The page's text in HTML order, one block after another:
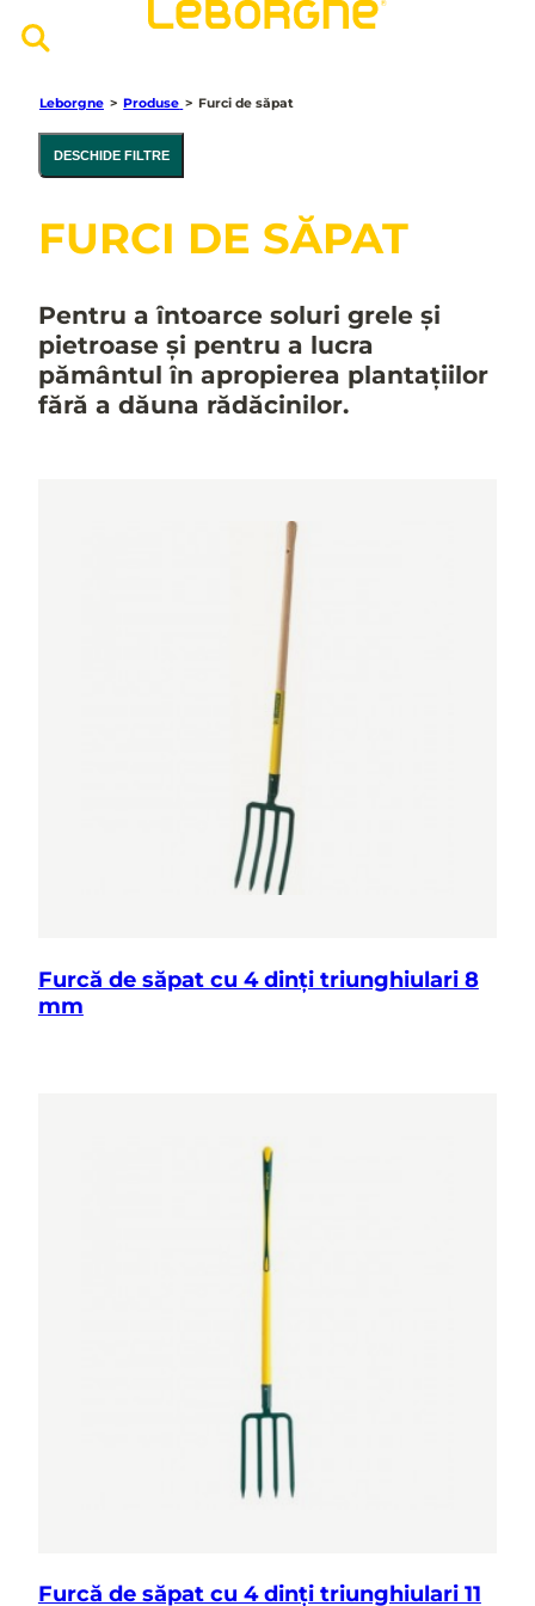
FURCI DE SĂPAT
Pentru a întoarce soluri grele și
pietroase și pentru a lucra
pământul în apropierea plantațiilor
fără a dăuna rădăcinilor.
Furcă de săpat cu 4 dinți triunghiulari 8
mm
Furcă de săpat cu 4 dinți triunghiulari 11
Leborgne > Produse > Furci de săpat
DESCHIDE FILTRE